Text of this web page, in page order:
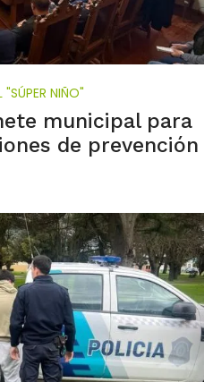
"SÚPER NIÑO"
municipal para
de prevención